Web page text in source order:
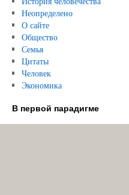
Неопределено
О сайте
Общество
Семья
Цитаты
Человек
Экономика
В первой парадигме